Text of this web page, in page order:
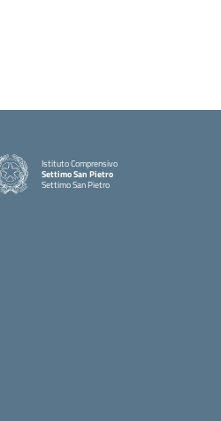
Istituto Comprensivo
Settimo San Pietro
Settimo San Pietro